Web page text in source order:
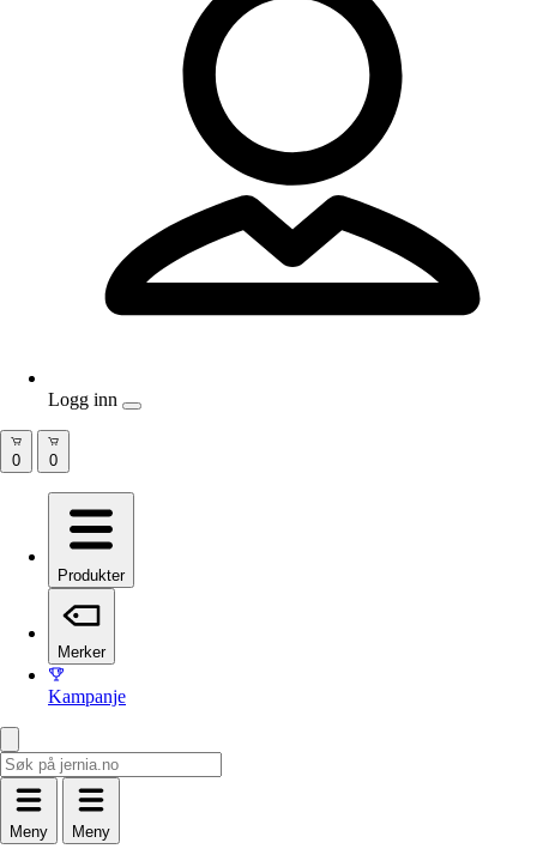
Produkter
Merker
Kampanje
Meny Meny